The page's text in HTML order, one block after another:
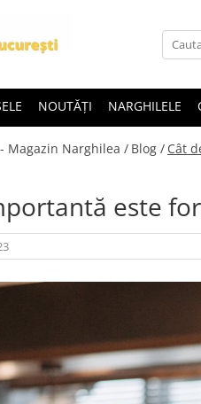
NOUTĂȚI NARGHILELE
Magazin Narghilea / Blog / Cât
este